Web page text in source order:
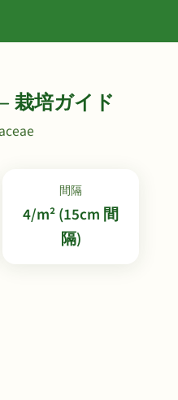
栽培ガイド
間隔
4/m² (15cm 間
隔)